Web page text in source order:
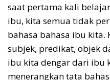
saat pertama kali
ibu, kita semua tidak
bahasa bahasa ibu
subjek, predikat, objek
ibu kita dengar dari ibu
menerangkan tata